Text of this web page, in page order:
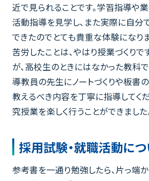
近で見られることです。学習指導や
活動指導を見学し、また実際に自分
できたのでとても貴重な体験になりま
苦労したことは、やはり授業づくりで
が、高校生のときにはなかった教科
導教員の先生にノートづくりや板書
教えるべき内容を丁寧に指導してく
究授業を楽しく行うことができました
採用試験・就職活動に
参考書を一通り勉強したら、片っ端